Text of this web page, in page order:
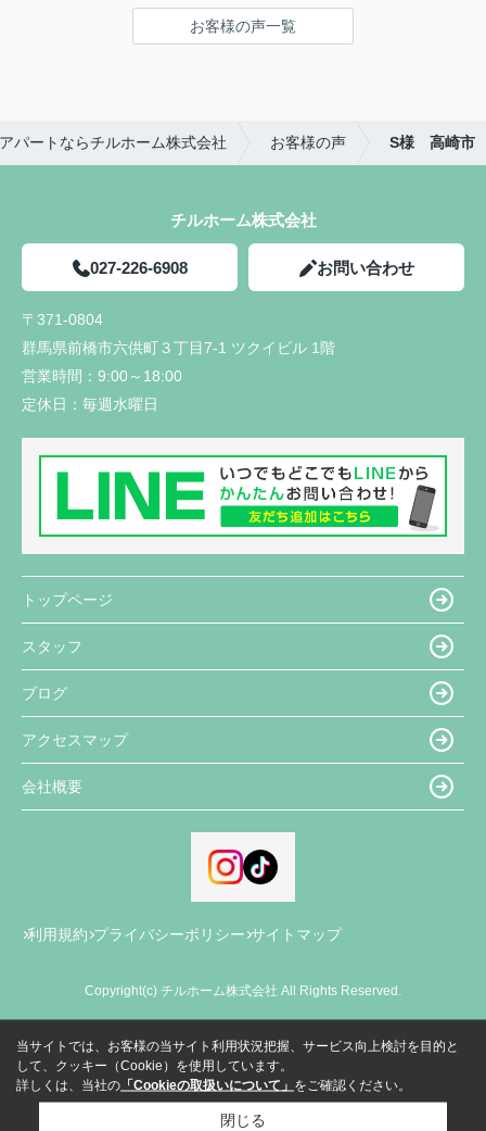
お客様の声一覧
パートならチルホーム株式会社 お客様の声 S様 高崎市
チルホーム株式会社
027-226-6908 お問い合わせ
〒371-0804
群馬県前橋市六供町３丁目7-1 ツクイビル 1階
営業時間： 9:00～18:00
定休日： 毎週水曜日
トップページ
スタッフ
ブログ
アクセスマップ
会社概要
利用規約 プライバシーポリシー サイトマップ
Copyright(c) チルホーム株式会社 All Rights Reserved.
当サイトでは、お客様の当サイト利用状況把握、サービス向上検討を目的と
して、クッキー（Cookie）を使用しています。
詳しくは、当社の 「Cookieの取扱いについて」 をご確認ください。
閉じる